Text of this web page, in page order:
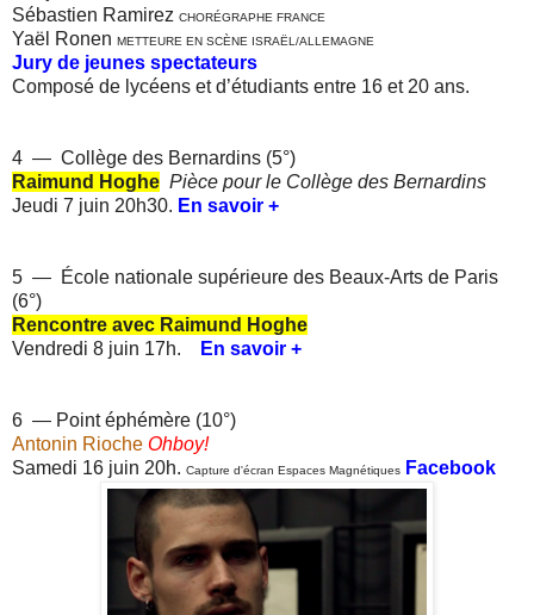
Sébastien Ramirez CHORÉGRAPHE FRANCE
Yaël Ronen METTEURE EN SCÈNE ISRAËL/ALLEMAGNE
Jury de jeunes spectateurs
Composé de lycéens et d’étudiants entre 16 et 20 ans.
4 — Collège des Bernardins (5°)
Raimund Hoghe Pièce pour le Collège des Bernardins
Jeudi 7 juin 20h30. En savoir +
5 — École nationale supérieure des Beaux-Arts de Paris
(6°)
Rencontre avec Raimund Hoghe
Vendredi 8 juin 17h.
En savoir +
6 — Point éphémère (10°)
Antonin Rioche Ohboy!
Samedi 16 juin 20h. Capture d'écran Espaces Magnétiques Facebook